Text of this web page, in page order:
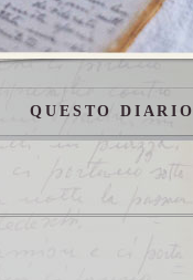
QUESTO DIARIO